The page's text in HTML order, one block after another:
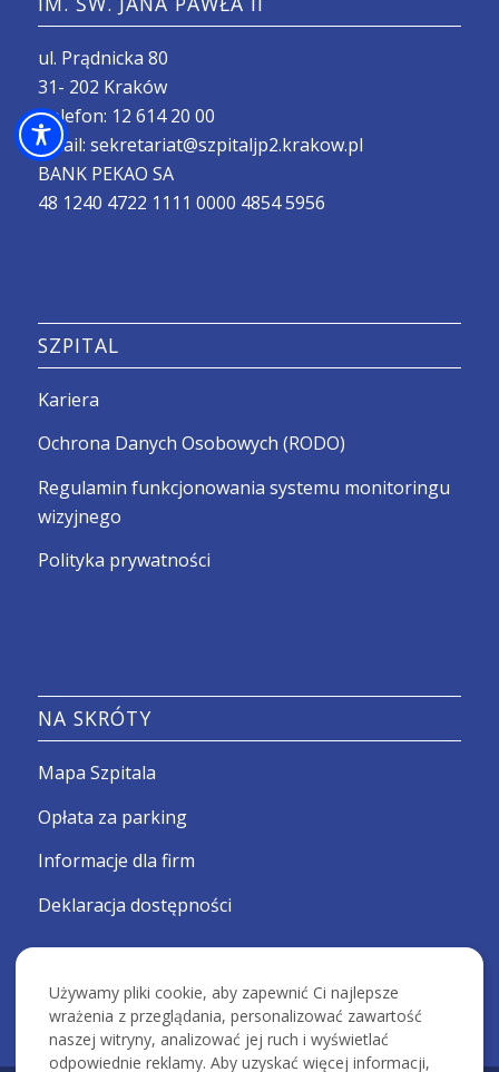
ul. Prądnicka 80
31- 202 Kraków
Telefon: 12 614 20 00
Email: sekretariat@szpitaljp2.krakow.pl
BANK PEKAO SA
48 1240 4722 1111 0000 4854 5956
SZPITAL
Kariera
Ochrona Danych Osobowych (RODO)
Regulamin funkcjonowania systemu monitoringu
wizyjnego
Polityka prywatności
NA SKRÓTY
Mapa Szpitala
Opłata za parking
Informacje dla firm
Deklaracja dostępności
Używamy pliki cookie, aby zapewnić Ci najlepsze
wrażenia z przeglądania, personalizować zawartość
naszej witryny, analizować jej ruch i wyświetlać
odpowiednie reklamy. Aby uzyskać więcej informacji,